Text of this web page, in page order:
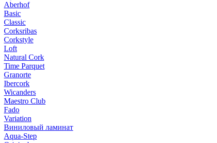
Aberhof
Basic
Classic
Corksribas
Corkstyle
Loft
Natural Cork
Time Parquet
Granorte
Ibercork
Wicanders
Мaestro Club
Fado
Variation
Виниловый ламинат
Aqua-Step